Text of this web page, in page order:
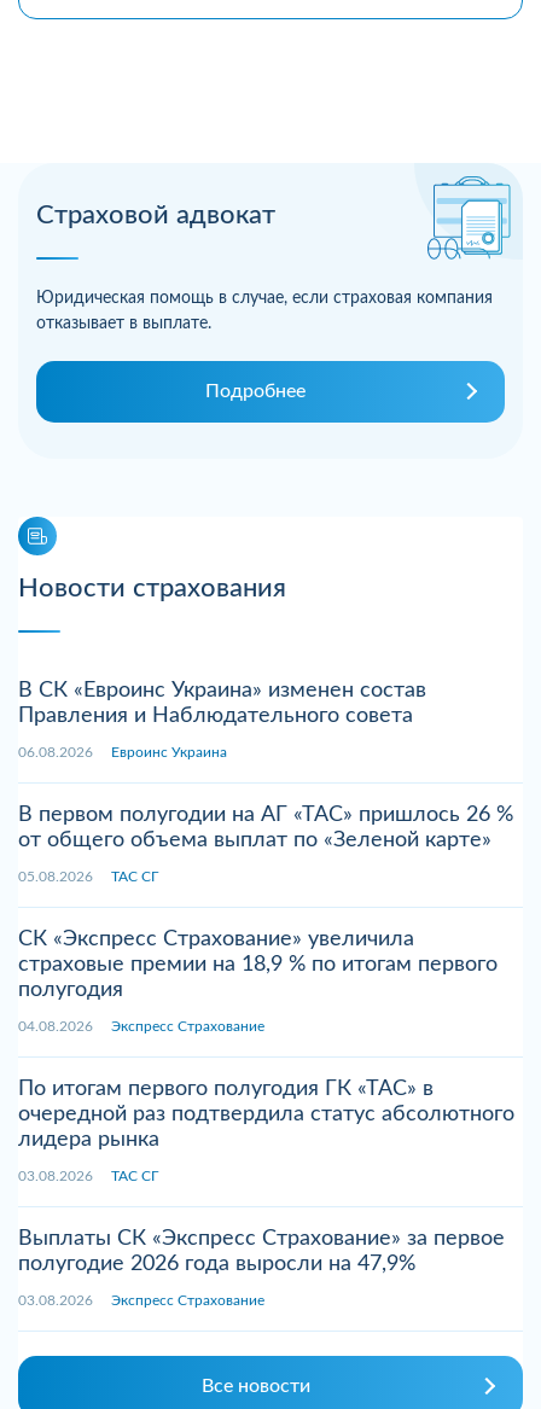
Страховой адвокат
Юридическая помощь в случае, если страховая компания
отказывает в выплате.
Подробнее
Новости страхования
В СК «Евроинс Украина» изменен состав
Правления и Наблюдательного совета
06.08.2026 Евроинс Украина
В первом полугодии на АГ «ТАС» пришлось 26 %
от общего объема выплат по «Зеленой карте»
05.08.2026 ТАС СГ
СК «Экспресс Страхование» увеличила
страховые премии на 18,9 % по итогам первого
полугодия
04.08.2026 Экспресс Страхование
По итогам первого полугодия ГК «ТАС» в
очередной раз подтвердила статус абсолютного
лидера рынка
03.08.2026 ТАС СГ
Выплаты СК «Экспресс Страхование» за первое
полугодие 2026 года выросли на 47,9%
03.08.2026 Экспресс Страхование
Все новости